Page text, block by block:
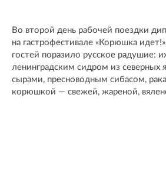
Во второй день рабочей поездки
на гастрофестивале «Корюшка
гостей поразило русское радушие:
ленинградским сидром из северных
сырами, пресноводным сибасом,
корюшкой — свежей, жареной,